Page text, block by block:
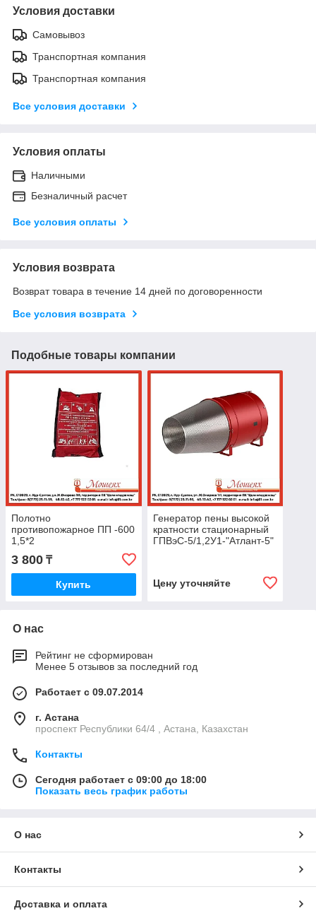
Условия доставки
Самовывоз
Транспортная компания
Транспортная компания
Все условия доставки
Условия оплаты
Наличными
Безналичный расчет
Все условия оплаты
Условия возврата
Возврат товара в течение 14 дней по договоренности
Все условия возврата
Подобные товары компании
Полотно
противопожарное ПП -600
1,5*2
3 800 ₸
Купить
Генератор пены высокой
кратности стационарный
ГПВэС-5/1,2У1-"Атлант-5"
Цену уточняйте
О нас
Рейтинг не сформирован
Менее 5 отзывов за последний год
Работает с 09.07.2014
г. Астана
проспект Республики 64/4 , Астана, Казахстан
Контакты
Сегодня работает с 09:00 до 18:00
Показать весь график работы
О нас
Контакты
Доставка и оплата